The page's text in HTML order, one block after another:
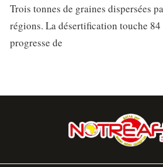
Trois tonnes de graines dispersées
régions. La désertification touche
progresse de